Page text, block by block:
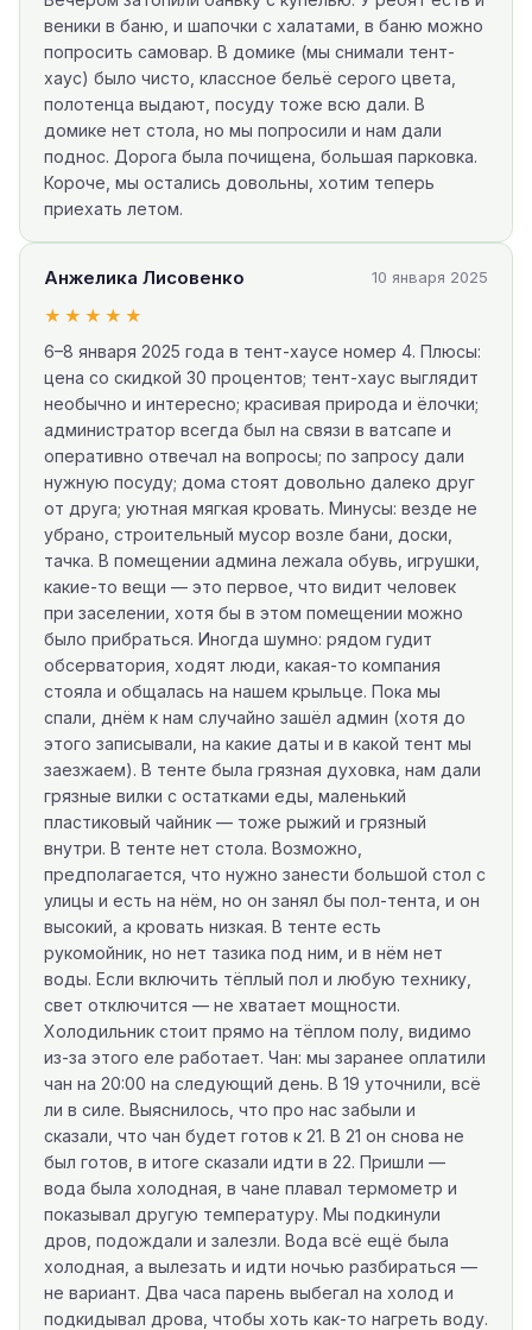
веники в баню, и шапочки с халатами, в баню можно
попросить самовар. В домике (мы снимали тент-
хаус) было чисто, классное бельё серого цвета,
полотенца выдают, посуду тоже всю дали. В
домике нет стола, но мы попросили и нам дали
поднос. Дорога была почищена, большая парковка.
Короче, мы остались довольны, хотим теперь
приехать летом.
Анжелика Лисовенко 10 января 2025
★★★★★
6–8 января 2025 года в тент-хаусе номер 4. Плюсы:
цена со скидкой 30 процентов; тент-хаус выглядит
необычно и интересно; красивая природа и ёлочки;
администратор всегда был на связи в ватсапе и
оперативно отвечал на вопросы; по запросу дали
нужную посуду; дома стоят довольно далеко друг
от друга; уютная мягкая кровать. Минусы: везде не
убрано, строительный мусор возле бани, доски,
тачка. В помещении админа лежала обувь, игрушки,
какие-то вещи — это первое, что видит человек
при заселении, хотя бы в этом помещении можно
было прибраться. Иногда шумно: рядом гудит
обсерватория, ходят люди, какая-то компания
стояла и общалась на нашем крыльце. Пока мы
спали, днём к нам случайно зашёл админ (хотя до
этого записывали, на какие даты и в какой тент мы
заезжаем). В тенте была грязная духовка, нам дали
грязные вилки с остатками еды, маленький
пластиковый чайник — тоже рыжий и грязный
внутри. В тенте нет стола. Возможно,
предполагается, что нужно занести большой стол с
улицы и есть на нём, но он занял бы пол-тента, и он
высокий, а кровать низкая. В тенте есть
рукомойник, но нет тазика под ним, и в нём нет
воды. Если включить тёплый пол и любую технику,
свет отключится — не хватает мощности.
Холодильник стоит прямо на тёплом полу, видимо
из-за этого еле работает. Чан: мы заранее оплатили
чан на 20:00 на следующий день. В 19 уточнили, всё
ли в силе. Выяснилось, что про нас забыли и
сказали, что чан будет готов к 21. В 21 он снова не
был готов, в итоге сказали идти в 22. Пришли —
вода была холодная, в чане плавал термометр и
показывал другую температуру. Мы подкинули
дров, подождали и залезли. Вода всё ещё была
холодная, а вылезать и идти ночью разбираться —
не вариант. Два часа парень выбегал на холод и
подкидывал дрова, чтобы хоть как-то нагреть воду.